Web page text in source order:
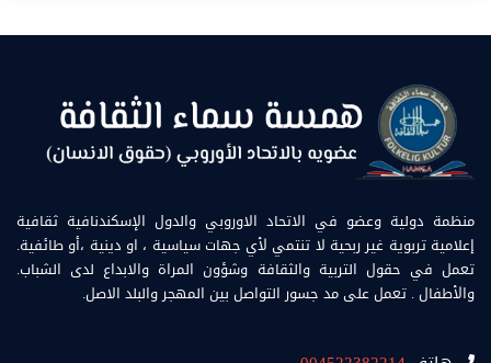
منظمة دولية وعضو في الاتحاد الاوروبي والدول الإسكندنافية ثقافية
إعلامية تربوية غير ربحية لا تنتمي لأي جهات سياسية ، او دينية ،أو طائفية.
تعمل في حقول التربية والثقافة وشؤون المراة والابداع لدى الشباب.
والأطفال . تعمل على مد جسور التواصل بين المهجر والبلد الاصل.